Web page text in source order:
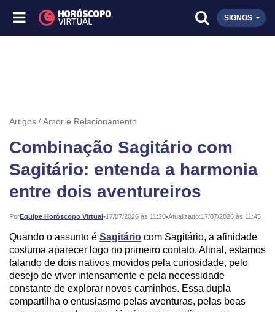
SIGNOS
Artigos Amor e Relacionamento
Combinação Sagitário com
Sagitário: entenda a harmonia
entre dois aventureiros
PorEquipe Horóscopo Virtual•
Publicado: 17/07/2026 às 11:20•Atualizado:17/07/2026 às 11:45
Quando o assunto é Sagitário com Sagitário, a afinidade
costuma aparecer logo no primeiro contato. Afinal, estamos
falando de dois nativos movidos pela curiosidade, pelo
desejo de viver intensamente e pela necessidade
constante de explorar novos caminhos. Essa dupla
compartilha o entusiasmo pelas aventuras, pelas boas